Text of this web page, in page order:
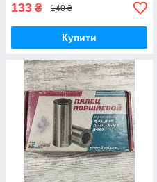
133 ₴ 140 ₴
Купити